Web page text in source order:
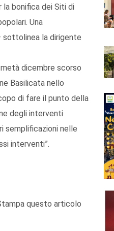
bonifica dei Siti di
Una
sottolinea la dirigente
dicembre scorso
Basilicata nello
di fare il punto della
degli interventi
semplificazioni nelle
interventi”.
questo articolo